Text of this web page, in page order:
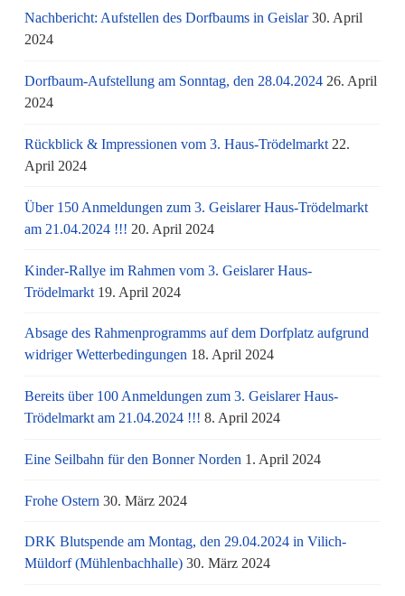
Nachbericht: Aufstellen des Dorfbaums in Geislar 30. April
2024
Dorfbaum-Aufstellung am Sonntag, den 28.04.2024 26. April
2024
Rückblick & Impressionen vom 3. Haus-Trödelmarkt 22.
April 2024
Über 150 Anmeldungen zum 3. Geislarer Haus-Trödelmarkt
am 21.04.2024 !!! 20. April 2024
Kinder-Rallye im Rahmen vom 3. Geislarer Haus-
Trödelmarkt 19. April 2024
Absage des Rahmenprogramms auf dem Dorfplatz aufgrund
widriger Wetterbedingungen 18. April 2024
Bereits über 100 Anmeldungen zum 3. Geislarer Haus-
Trödelmarkt am 21.04.2024 !!! 8. April 2024
Eine Seilbahn für den Bonner Norden 1. April 2024
Frohe Ostern 30. März 2024
DRK Blutspende am Montag, den 29.04.2024 in Vilich-
Müldorf (Mühlenbachhalle) 30. März 2024